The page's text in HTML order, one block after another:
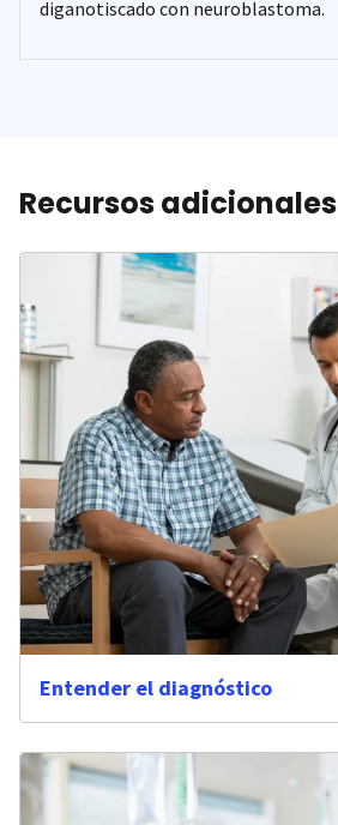
diganotiscado con neuroblastoma.
Recursos adicionales
Entender el diagnóstico